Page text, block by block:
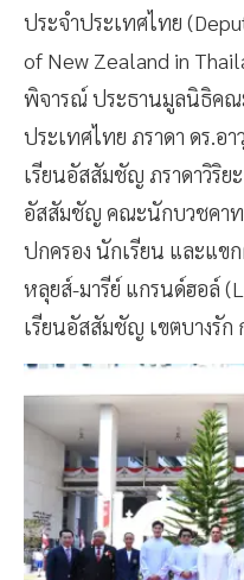
ประจำประเทศไทย
of New Zealand in
พิจารณ์ ประธานมูลนิธิคณ
ประเทศไทย ภราดา ดร.อ
เรียนอัสสัมชัญ ภราดาวิริย
อัสสัมชัญ คณะนักบวชคา
ปกครอง นักเรียน และแข
หลุยส์-มารีย์ แกรนด์ฮอล์
เรียนอัสสัมชัญ เขตบางรัก